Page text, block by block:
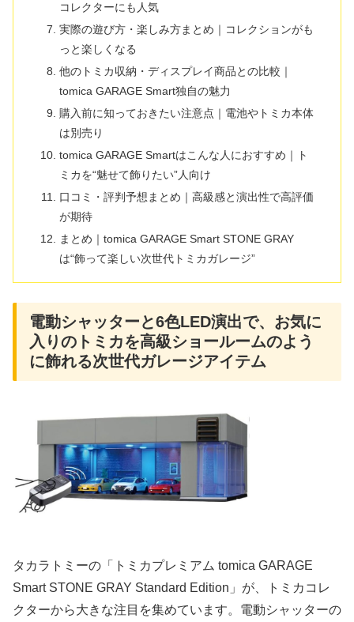
コレクターにも人気
実際の遊び方・楽しみ方まとめ｜コレクションがも
っと楽しくなる
他のトミカ収納・ディスプレイ商品との比較｜
tomica GARAGE Smart独自の魅力
購入前に知っておきたい注意点｜電池やトミカ本体
は別売り
tomica GARAGE Smartはこんな人におすすめ｜ト
ミカを“魅せて飾りたい”人向け
口コミ・評判予想まとめ｜高級感と演出性で高評価
が期待
まとめ｜tomica GARAGE Smart STONE GRAY
は“飾って楽しい次世代トミカガレージ”
電動シャッターと6色LED演出で、お気に
入りのトミカを高級ショールームのよう
に飾れる次世代ガレージアイテム
タカラトミーの「トミカプレミアム tomica GARAGE
Smart STONE GRAY Standard Edition」が、トミカコレ
クターから大きな注目を集めています。電動シャッターの